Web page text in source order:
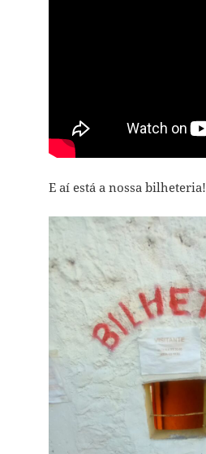
E aí está a nossa bilheteria!